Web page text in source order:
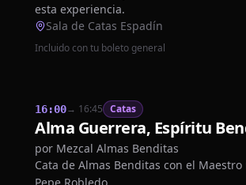
esta experiencia.
Sala de Catas Espadín
Incluido con tu boleto general
16:00→ 16:45 Catas
Alma Guerrera, Espíritu
por Mezcal Almas Benditas
Cata de Almas Benditas con el Maestro
Pepe Robledo